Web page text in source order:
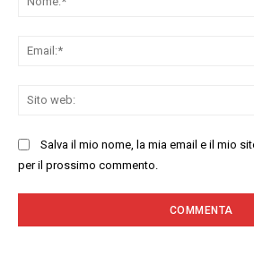
Salva il mio nome, la mia email e il mio
per il prossimo commento.